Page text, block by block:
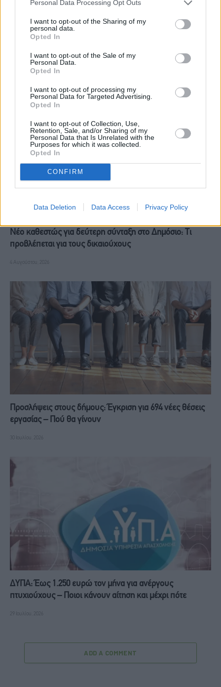
Personal Data Processing Opt Outs
I want to opt-out of the Sharing of my
personal data.
Opted In
I want to opt-out of the Sale of my
Personal Data.
Opted In
I want to opt-out of processing my
Personal Data for Targeted Advertising.
Opted In
I want to opt-out of Collection, Use,
Retention, Sale, and/or Sharing of my
Personal Data that Is Unrelated with the
Purposes for which it was collected.
Opted In
CONFIRM
Data Deletion Data Access Privacy Policy
Ο «χάρτης» των πληρωμών
από e-ΕΦΚΑ και ΔΥΠΑ έως τις
12 Σεπτεμβρίου
Ξεκινούν οι πληρωμές του
στους δικαιούχους
RELATEDPOSTS
Νέο καθεστώς για δεύτερη σύνταξη στο Δημόσιο: Τι
προβλέπεται για τους δικαιούχους
4 Αυγούστου, 2026
Προσλήψεις στους δήμους: Έγκριση για 694 νέες θέσεις
εργασίας – Πού θα γίνουν
30 Ιουλίου, 2026
ΔΥΠΑ: Έως 1.250 ευρώ τον μήνα για ανέργους
πτυχιούχους – Ποιοι κάνουν αίτηση και μέχρι πότε
29 Ιουλίου, 2026
ADD A COMMENT